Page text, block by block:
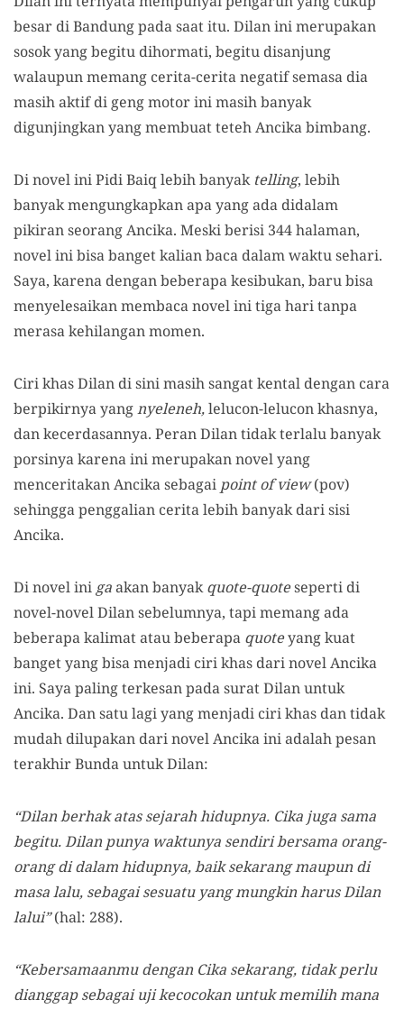
besar di Bandung pada saat itu. Dilan ini merupakan
sosok yang begitu dihormati, begitu disanjung
walaupun memang cerita-cerita negatif semasa dia
masih aktif di geng motor ini masih banyak
digunjingkan yang membuat teteh Ancika bimbang.
Di novel ini Pidi Baiq lebih banyak telling, lebih
banyak mengungkapkan apa yang ada didalam
pikiran seorang Ancika. Meski berisi 344 halaman,
novel ini bisa banget kalian baca dalam waktu sehari.
Saya, karena dengan beberapa kesibukan, baru bisa
menyelesaikan membaca novel ini tiga hari tanpa
merasa kehilangan momen.
Ciri khas Dilan di sini masih sangat kental dengan cara
berpikirnya yangnyeleneh,lelucon-lelucon khasnya,
dan kecerdasannya. Peran Dilan tidak terlalu banyak
porsinya karena ini merupakan novel yang
menceritakan Ancika sebagai point of view(pov)
sehingga penggalian cerita lebih banyak dari sisi
Ancika.
Di novel ini gaakan banyakquote-quoteseperti di
novel-novel Dilan sebelumnya, tapi memang ada
beberapa kalimat atau beberapa quoteyang kuat
banget yang bisa menjadi ciri khas dari novel Ancika
ini. Saya paling terkesan pada surat Dilan untuk
Ancika. Dan satu lagi yang menjadi ciri khas dan tidak
mudah dilupakan dari novel Ancika ini adalah pesan
terakhir Bunda untuk Dilan:
“Dilan berhak atas sejarah hidupnya. Cika juga sama
begitu. Dilan punya waktunya sendiri bersama orang-
orang di dalam hidupnya, baik sekarang maupun di
masa lalu, sebagai sesuatu yang mungkin harus Dilan
lalui”(hal: 288).
“Kebersamaanmu dengan Cika sekarang, tidak perlu
dianggap sebagai uji kecocokan untuk memilih mana